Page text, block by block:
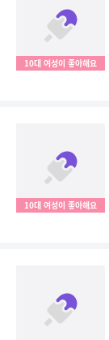
10대 여성이 좋아해요
10대 여성이 좋아해요